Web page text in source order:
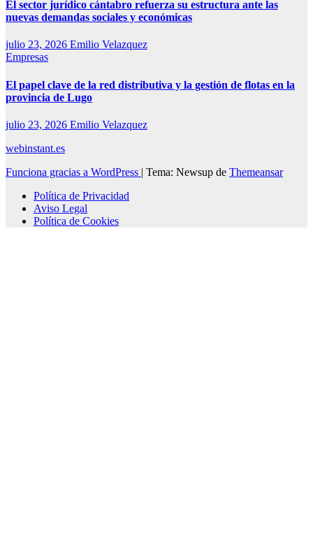
El sector jurídico cántabro refuerza su estructura ante las
nuevas demandas sociales y económicas
julio 23, 2026 Emilio Velazquez
Empresas
El papel clave de la red distributiva y la gestión de flotas en la
provincia de Lugo
julio 23, 2026 Emilio Velazquez
webinstant.es
Funciona gracias a WordPress | Tema: Newsup de Themeansar
Política de Privacidad
Aviso Legal
Política de Cookies